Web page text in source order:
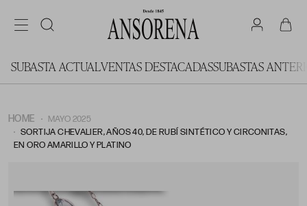
SUBASTA ACTUALVENTAS DESTACADASSUBASTAS
HOME
MAYO 2025
SORTIJA CHEVALIER, AÑOS 40, DE RUBÍ SINTÉTICO Y CIRCONITAS,
EN ORO AMARILLO Y PLATINO